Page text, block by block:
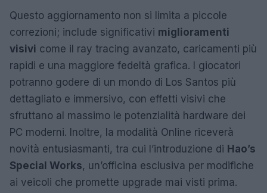
Questo aggiornamento non si limita a piccole
correzioni; include significativi miglioramenti
visivi come il ray tracing avanzato, caricamenti più
rapidi e una maggiore fedeltà grafica. I giocatori
potranno godere di un mondo di Los Santos più
dettagliato e immersivo, con effetti visivi che
sfruttano al massimo le potenzialità hardware dei
PC moderni. Inoltre, la modalità Online riceverà
novità entusiasmanti, tra cui l’introduzione di Hao’s
Special Works, un’officina esclusiva per modifiche
ai veicoli che promette upgrade mai visti prima.